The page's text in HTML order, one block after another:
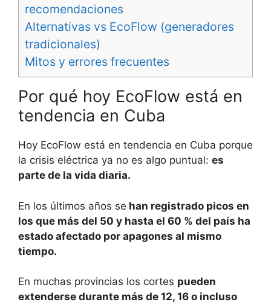
recomendaciones
Alternativas vs EcoFlow (generadores
tradicionales)
Mitos y errores frecuentes
Por qué hoy EcoFlow está en
tendencia en Cuba
Hoy EcoFlow está en tendencia en Cuba porque
la crisis eléctrica ya no es algo puntual: es
parte de la vida diaria.
En los últimos años se han registrado picos en
los que más del 50 y hasta el 60 % del país ha
estado afectado por apagones al mismo
tiempo.
En muchas provincias los cortes pueden
extenderse durante más de 12, 16 o incluso